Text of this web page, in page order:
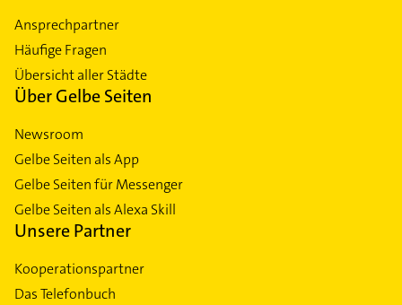
Ansprechpartner
Häufige Fragen
Übersicht aller Städte
Über Gelbe Seiten
Newsroom
Gelbe Seiten als App
Gelbe Seiten für Messenger
Gelbe Seiten als Alexa Skill
Unsere Partner
Kooperationspartner
Das Telefonbuch